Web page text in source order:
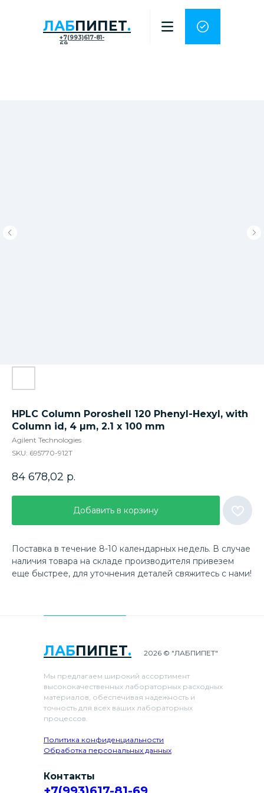
ЛАБПИПЕТ.
+7(993)617-81-
69
HPLC Column Poroshell 120 Phenyl-Hexyl, with
Column id, 4 µm, 2.1 x 100 mm
Agilent Technologies
SKU: 695770-912T
84 678,02 р.
Добавить в корзину
Поставка в течение 8-10 календарных недель. В случае
наличия товара на складе производителя привезем
еще быстрее, для уточнения деталей свяжитесь с нами!
ЛАБПИПЕТ.
Мы предлагаем широкий ассортимент
высококачественных лабораторных расходных
материалов, обеспечивая надежность и
точность для всех ваших лабораторных
процессов.
Политика конфиденциальности
Обработка персональных данных
2026 © "ЛАБПИПЕТ"
Контакты